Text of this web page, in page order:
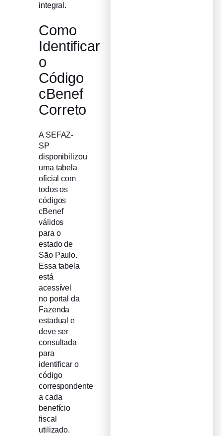
integral.
Como
Identificar
o
Código
cBenef
Correto
A SEFAZ-
SP
disponibilizou
uma tabela
oficial com
todos os
códigos
cBenef
válidos
para o
estado de
São Paulo.
Essa tabela
está
acessível
no portal da
Fazenda
estadual e
deve ser
consultada
para
identificar o
código
correspondente
a cada
benefício
fiscal
utilizado.